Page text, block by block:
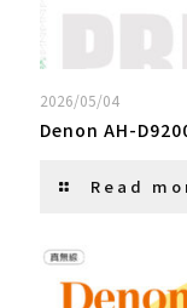
2026/05/04
Denon AH-
Read